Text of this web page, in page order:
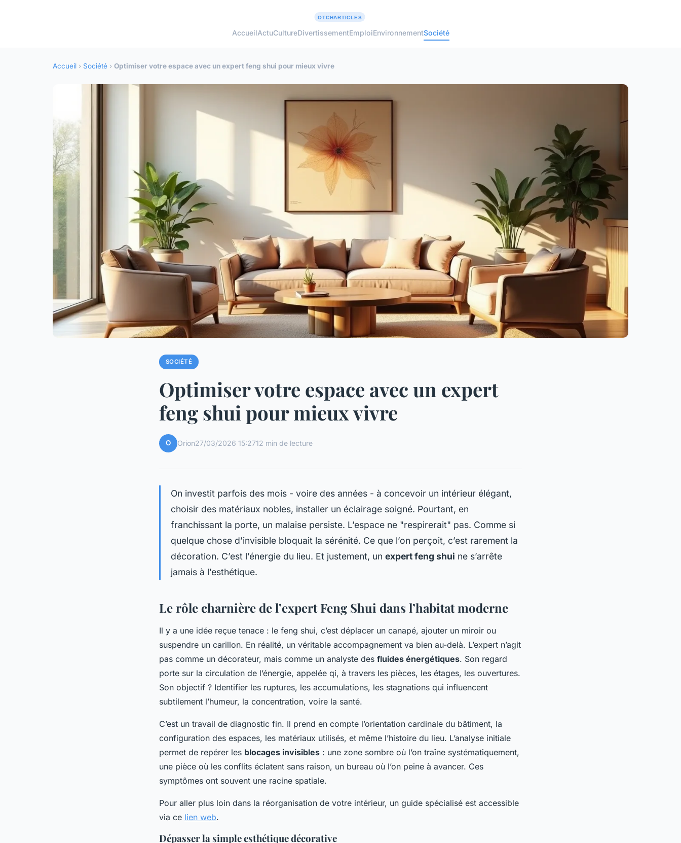
AccueilActuCultureDivertissementEmploiEnvironnementSociété
Accueil › Société › Optimiser votre espace avec un expert feng shui pour mieux vivre
SOCIÉTÉ
Optimiser votre espace avec un expert
feng shui pour mieux vivre
O Orion27/03/2026 15:2712 min de lecture
On investit parfois des mois - voire des années - à concevoir un intérieur élégant,
choisir des matériaux nobles, installer un éclairage soigné. Pourtant, en
franchissant la porte, un malaise persiste. L’espace ne "respirerait" pas. Comme si
quelque chose d’invisible bloquait la sérénité. Ce que l’on perçoit, c’est rarement la
décoration. C’est l’énergie du lieu. Et justement, un expert feng shui ne s’arrête
jamais à l’esthétique.
Le rôle charnière de l’expert Feng Shui dans l’habitat moderne
Il y a une idée reçue tenace : le feng shui, c’est déplacer un canapé, ajouter un miroir ou
suspendre un carillon. En réalité, un véritable accompagnement va bien au-delà. L’expert n’agit
pas comme un décorateur, mais comme un analyste des fluides énergétiques. Son regard
porte sur la circulation de l’énergie, appelée qi, à travers les pièces, les étages, les ouvertures.
Son objectif ? Identifier les ruptures, les accumulations, les stagnations qui influencent
subtilement l’humeur, la concentration, voire la santé.
C’est un travail de diagnostic fin. Il prend en compte l’orientation cardinale du bâtiment, la
configuration des espaces, les matériaux utilisés, et même l’histoire du lieu. L’analyse initiale
permet de repérer les blocages invisibles : une zone sombre où l’on traîne systématiquement,
une pièce où les conflits éclatent sans raison, un bureau où l’on peine à avancer. Ces
symptômes ont souvent une racine spatiale.
Pour aller plus loin dans la réorganisation de votre intérieur, un guide spécialisé est accessible
via ce lien web.
Dépasser la simple esthétique décorative